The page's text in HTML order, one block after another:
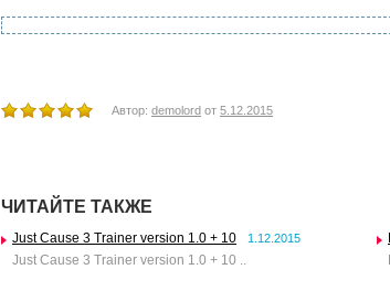
Автор: demolord от 5.12.2015
ЧИТАЙТЕ ТАКЖЕ
Just Cause 3 Trainer version 1.0 + 10 1.12.2015
Just Cause 3 Trainer version 1.0 + 10 ..